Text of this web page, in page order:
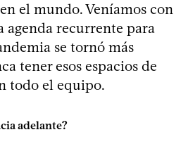
el mundo. Veníamos con
agenda recurrente para
se tornó más
tener esos espacios de
todo el equipo.
adelante?